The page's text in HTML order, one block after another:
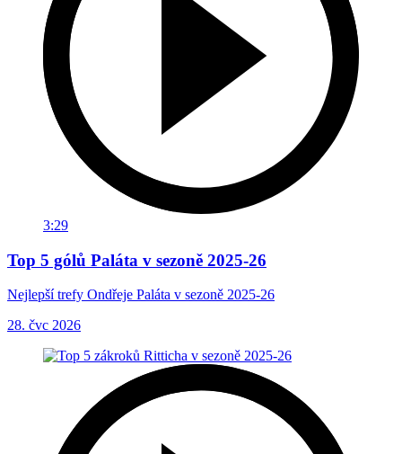
3:29
Top 5 gólů Paláta v sezoně 2025-26
Nejlepší trefy Ondřeje Paláta v sezoně 2025-26
28. čvc 2026